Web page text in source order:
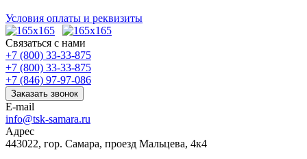
Условия оплаты и реквизиты
Связаться с нами
+7 (800) 33-33-875
+7 (800) 33-33-875
+7 (846) 97-97-086
Заказать звонок
E-mail
info@tsk-samara.ru
Адрес
443022, гор. Самара, проезд Мальцева, 4к4